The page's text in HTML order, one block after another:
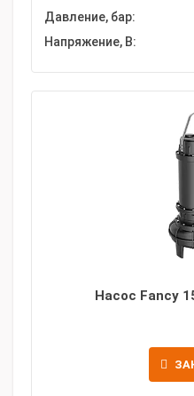
Давление, бар:
Напряжение, В:
Насос Fancy